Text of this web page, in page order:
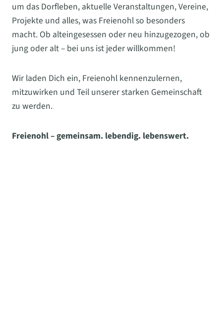
um das Dorfleben, aktuelle Veranstaltungen, Vereine,
Projekte und alles, was Freienohl so besonders
macht. Ob alteingesessen oder neu hinzugezogen, ob
jung oder alt – bei uns ist jeder willkommen!
Wir laden Dich ein, Freienohl kennenzulernen,
mitzuwirken und Teil unserer starken Gemeinschaft
zu werden.
Freienohl – gemeinsam. lebendig. lebenswert.